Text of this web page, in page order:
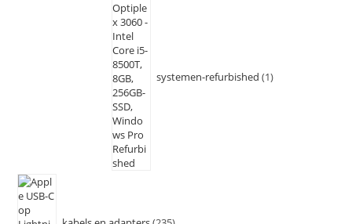
systemen-refurbished 1